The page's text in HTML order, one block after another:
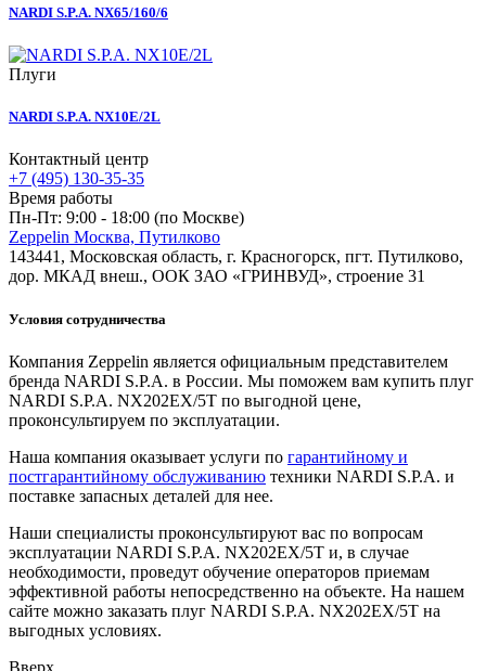
NARDI S.P.A. NX65/160/6
Плуги
NARDI S.P.A. NX10E/2L
Контактный центр
+7 (495) 130-35-35
Время работы
Пн-Пт: 9:00 - 18:00 (по Москве)
Zeppelin Москва, Путилково
143441, Московская область, г. Красногорск, пгт. Путилково,
дор. МКАД внеш., ООК ЗАО «ГРИНВУД», строение 31
Условия сотрудничества
Компания Zeppelin является официальным представителем
бренда NARDI S.P.A. в России. Мы поможем вам купить плуг
NARDI S.P.A. NX202EX/5T по выгодной цене,
проконсультируем по эксплуатации.
Наша компания оказывает услуги по гарантийному и
постгарантийному обслуживанию техники NARDI S.P.A. и
поставке запасных деталей для нее.
Наши специалисты проконсультируют вас по вопросам
эксплуатации NARDI S.P.A. NX202EX/5T и, в случае
необходимости, проведут обучение операторов приемам
эффективной работы непосредственно на объекте. На нашем
сайте можно заказать плуг NARDI S.P.A. NX202EX/5T на
выгодных условиях.
Вверх